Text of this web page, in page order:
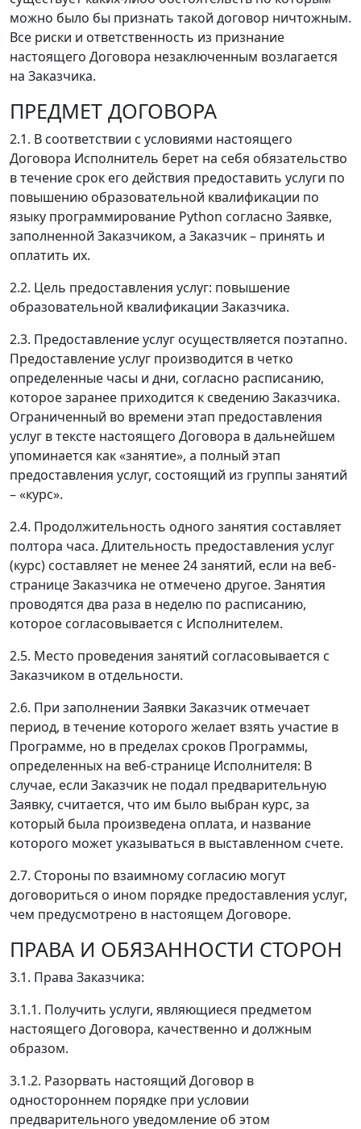
можно было бы признать такой договор ничтожным.
Все риски и ответственность из признание
настоящего Договора незаключенным возлагается
на Заказчика.
ПРЕДМЕТ ДОГОВОРА
2.1. В соответствии с условиями настоящего
Договора Исполнитель берет на себя обязательство
в течение срок его действия предоставить услуги по
повышению образовательной квалификации по
языку программирование Python согласно Заявке,
заполненной Заказчиком, а Заказчик – принять и
оплатить их.
2.2. Цель предоставления услуг: повышение
образовательной квалификации Заказчика.
2.3. Предоставление услуг осуществляется поэтапно.
Предоставление услуг производится в четко
определенные часы и дни, согласно расписанию,
которое заранее приходится к сведению Заказчика.
Ограниченный во времени этап предоставления
услуг в тексте настоящего Договора в дальнейшем
упоминается как «занятие», а полный этап
предоставления услуг, состоящий из группы занятий
– «курс».
2.4. Продолжительность одного занятия составляет
полтора часа. Длительность предоставления услуг
(курс) составляет не менее 24 занятий, если на веб-
странице Заказчика не отмечено другое. Занятия
проводятся два раза в неделю по расписанию,
которое согласовывается с Исполнителем.
2.5. Место проведения занятий согласовывается с
Заказчиком в отдельности.
2.6. При заполнении Заявки Заказчик отмечает
период, в течение которого желает взять участие в
Программе, но в пределах сроков Программы,
определенных на веб-странице Исполнителя: В
случае, если Заказчик не подал предварительную
Заявку, считается, что им было выбран курс, за
который была произведена оплата, и название
которого может указываться в выставленном счете.
2.7. Стороны по взаимному согласию могут
договориться о ином порядке предоставления услуг,
чем предусмотрено в настоящем Договоре.
ПРАВА И ОБЯЗАННОСТИ СТОРОН
3.1. Права Заказчика:
3.1.1. Получить услуги, являющиеся предметом
настоящего Договора, качественно и должным
образом.
3.1.2. Разорвать настоящий Договор в
одностороннем порядке при условии
предварительного уведомление об этом